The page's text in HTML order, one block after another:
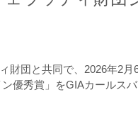
財団と共同で、2026年2月
優秀賞」をGIAカールス